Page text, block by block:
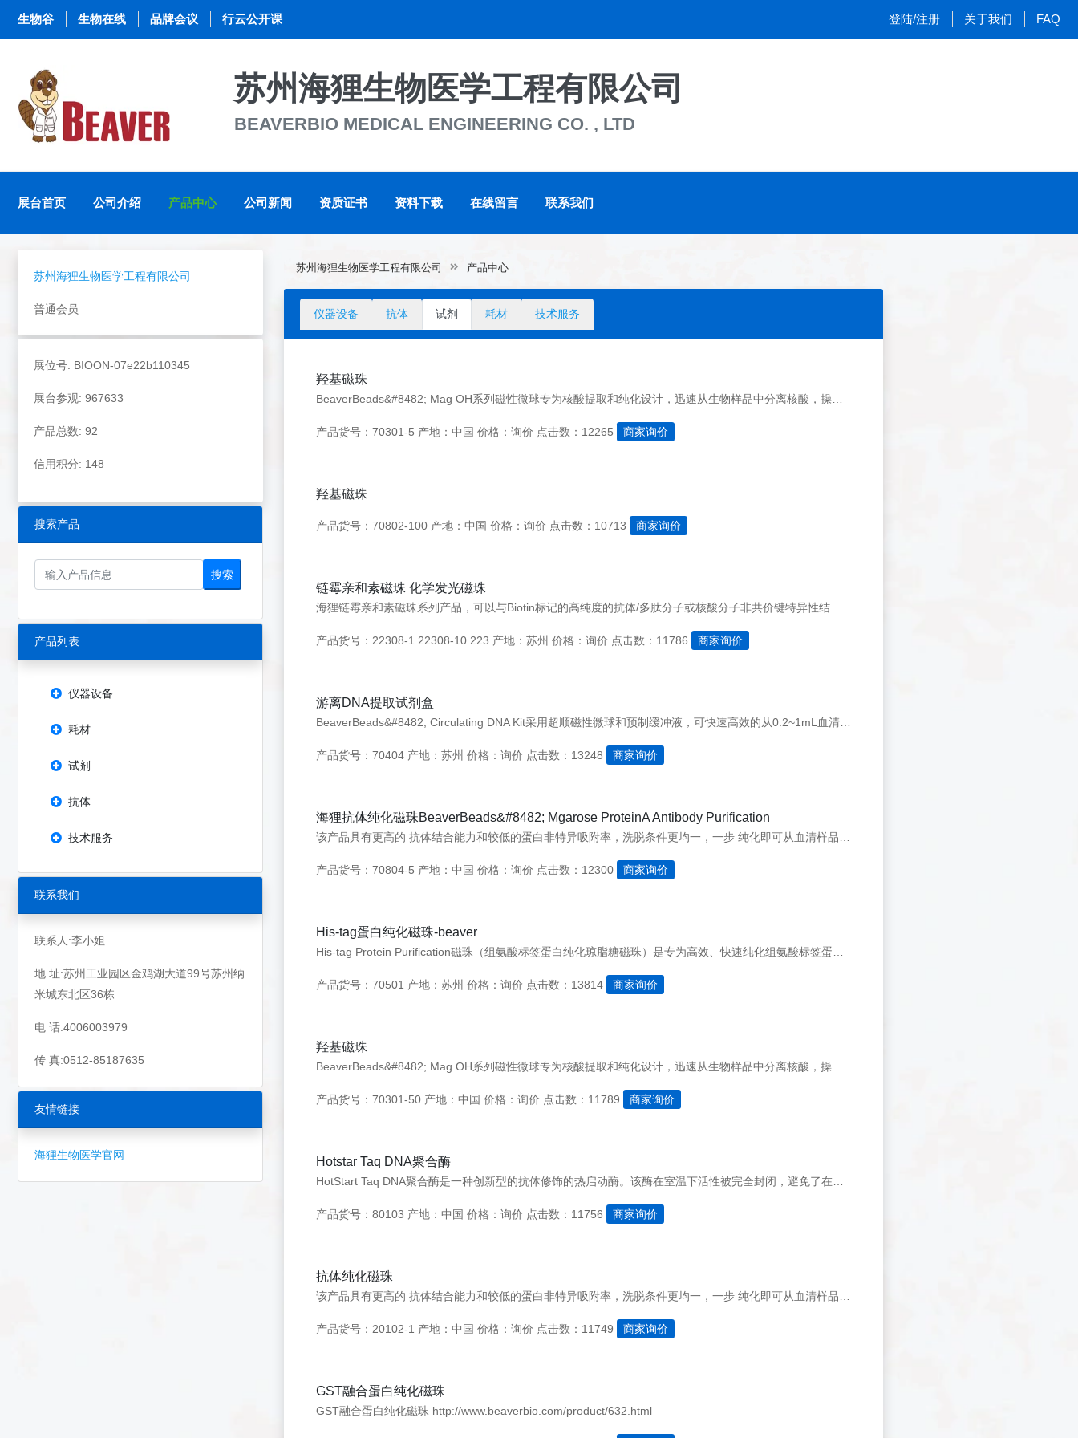
生物谷 生物在线 品牌会议 行云公开课 登陆/注册 关于我们 FAQ
苏州海狸生物医学工程有限公司
BEAVERBIO MEDICAL ENGINEERING CO. , LTD
展台首页 公司介绍 产品中心 公司新闻 资质证书 资料下载 在线留言 联系我们
苏州海狸生物医学工程有限公司
普通会员
展位号: BIOON-07e22b110345
展台参观: 967633
产品总数: 92
信用积分: 148
搜索产品
搜索
产品列表
仪器设备
耗材
试剂
抗体
技术服务
联系我们
联系人:李小姐
地 址:苏州工业园区金鸡湖大道99号苏州纳
米城东北区36栋
电 话:4006003979
传 真:0512-85187635
友情链接
海狸生物医学官网
苏州海狸生物医学工程有限公司 产品中心
仪器设备 抗体 试剂 耗材 技术服务
羟基磁珠
BeaverBeads&#8482; Mag OH系列磁性微球专为核酸提取和纯化设计，迅速从生物样品中分离核酸，操作安全简单，非常有利于核酸的自动化和高通量提取。
产品货号：70301-5 产地：中国 价格：询价 点击数：12265 商家询价
羟基磁珠
产品货号：70802-100 产地：中国 价格：询价 点击数：10713 商家询价
链霉亲和素磁珠 化学发光磁珠
海狸链霉亲和素磁珠系列产品，可以与Biotin标记的高纯度的抗体/多肽分子或核酸分子非共价键特异性结合。该产品可进行工业化放大生产，广泛应用于免疫检测、探针捕获、细胞分选等领域，尤其适用于化学发光免疫诊断应用。
产品货号：22308-1 22308-10 223 产地：苏州 价格：询价 点击数：11786 商家询价
游离DNA提取试剂盒
BeaverBeads&#8482; Circulating DNA Kit采用超顺磁性微球和预制缓冲液，可快速高效的从0.2~1mL血清或血浆等无细胞 体液中提取游离DNA。提取的产物质量稳定可靠，可用于PCR扩增、测序和检测等后续实验。
产品货号：70404 产地：苏州 价格：询价 点击数：13248 商家询价
海狸抗体纯化磁珠BeaverBeads&#8482; Mgarose ProteinA Antibody Purification
产品货号：70804-5 产地：中国 价格：询价 点击数：12300 商家询价
His-tag蛋白纯化磁珠-beaver
产品货号：70501 产地：苏州 价格：询价 点击数：13814 商家询价
羟基磁珠
BeaverBeads&#8482; Mag OH系列磁性微球专为核酸提取和纯化设计，迅速从生物样品中分离核酸，操作安全简单，非常有利于核酸的自动化和高通量提取。
产品货号：70301-50 产地：中国 价格：询价 点击数：11789 商家询价
Hotstar Taq DNA聚合酶
HotStart Taq DNA聚合酶是一种创新型的抗体修饰的热启动酶。该酶在室温下活性被完全封闭，避免了在样品准备及第一循环反应升温阶段产生非特异性扩增和引物二聚体，增加DNA扩增的特异性。
产品货号：80103 产地：中国 价格：询价 点击数：11756 商家询价
抗体纯化磁珠
产品货号：20102-1 产地：中国 价格：询价 点击数：11749 商家询价
GST融合蛋白纯化磁珠
GST融合蛋白纯化磁珠 http://www.beaverbio.com/product/632.html